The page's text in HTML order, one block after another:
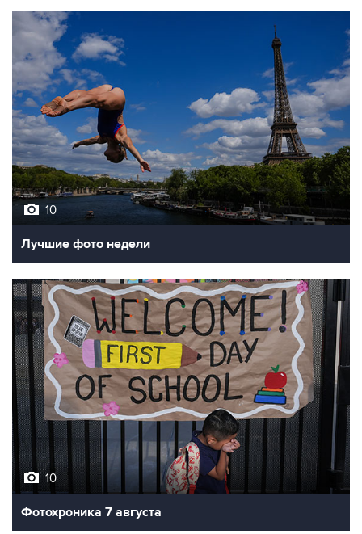
10
Лучшие фото недели
10
Фотохроника 7 августа